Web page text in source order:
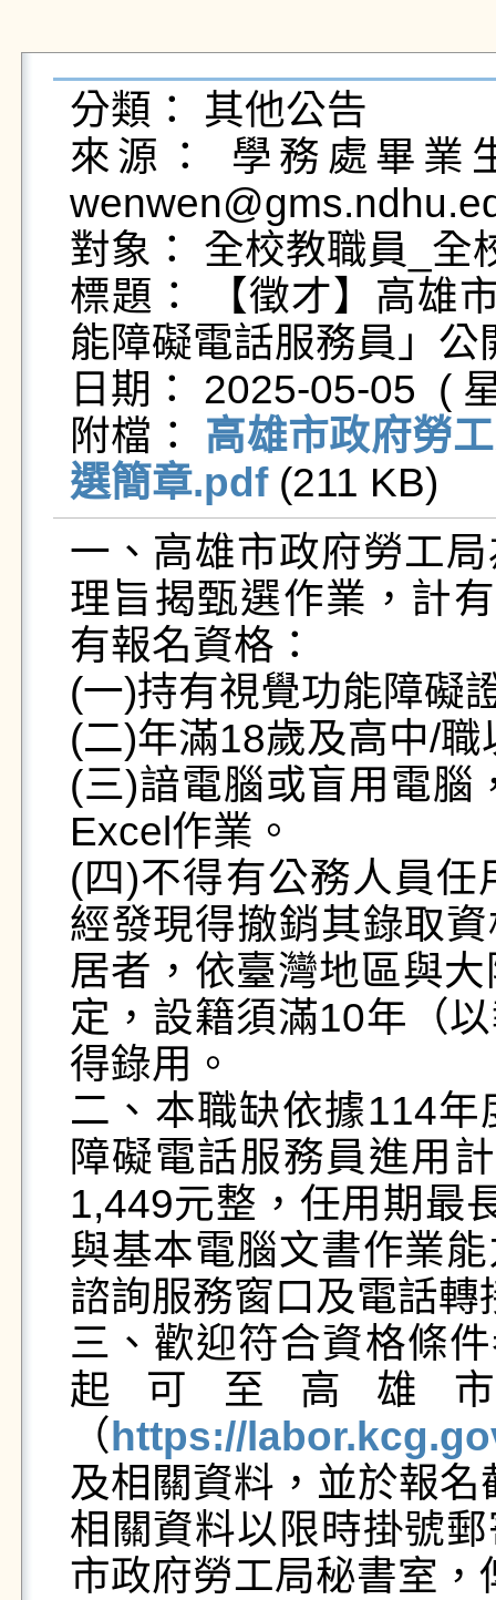
分類： 其他公告
來源： 學務處畢業
對象： 全校教職員_全
標題： 【徵才】高雄
能障礙電話服務員」
日期： 2025-05-05  (
附檔： 高雄市政府勞
選簡章.pdf (211 KB)
一、高雄市政府勞工
理旨揭甄選作業，計
有報名資格：
(一)持有視覺功能障礙
(二)年滿18歲及高中/
(三)諳電腦或盲用電腦
Excel作業。
(四)不得有公務人員
經發現得撤銷其錄取
居者，依臺灣地區與
定，設籍須滿10年（
得錄用。
二、本職缺依據114
障礙電話服務員進用
1,449元整，任用期最
與基本電腦文書作業
諮詢服務窗口及電話轉
三、歡迎符合資格條
起可至高雄
（ https://
及相關資料，並於報
相關資料以限時掛號
市政府勞工局秘書室，